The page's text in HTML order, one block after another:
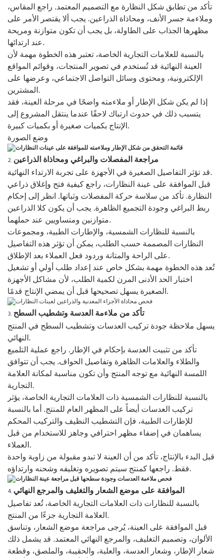
تأكد من تطابق شكل النظارة مع التصميم المعتمد. راجع المقاس،
وملاءمة جسر الأنف، ومحاذاة الذراعين. يجب ألا يقتصر الأمر على
مظهرها الجذاب على الطاولة، بل يجب أن تكون متوازنة ومريحة
عند ارتدائها.
بالنسبة للعلامات التجارية الخاصة، تعتبر هذه الخطوة مهمة لأن
العينة النهائية قد تُستخدم في تصوير المنتجات، وقوائم المواقع
الإلكترونية، ومحتوى وسائل التواصل الاجتماعي، وعرضها على
المشترين.
إذا لم يكن شكل الإطار أو ملاءمته واضحًا في مرحلة العينة، فقد
يتسبب ذلك في حدوث ارتباك لاحقًا عندما ينتقل المشروع إلى
الإنتاج بكميات صغيرة أو بكميات كبيرة.
وضع الصورة
مراجعة المفصلات والبراغي ومحاذاة الذراعين
قد تؤثر التفاصيل الصغيرة في الأجهزة على تجربة الارتداء النهائية.
قبل الموافقة على عينة النظارات، راجع كيفية فتح وإغلاق ذراعي
النظارة. تأكد من سلاسة حركة المفصلات وثباتها. انظر إلى إحكام
ربط البراغي وجودة التجميع الظاهرة. يجب أن يكون كلا الذراعين
متوازنين ومتساويين عند حملهما.
بالنسبة للنظارات الشمسية، والإطارات الطبية، ومجموعات
النظارات المصممة حسب الطلب، يمكن أن تؤثر هذه التفاصيل
على الراحة والمتانة وردود فعل العملاء بعد الإطلاق.
تُعد هذه الخطوة مهمة بشكل خاص عند إعداد طلب أولي أو تشغيل
اختبار الحد الأدنى المرن لكمية الطلب، لأن مشاكل الأجهزة
الصغيرة يسهل تصحيحها قبل أن يمضي الإنتاج قدمًا.
تأكد من ملاءمة العدسة وتشطيب السطح
يسهل ملاحظة جودة تركيب العدسات وتشطيب السطح في المنتج
النهائي.
تأكد من تثبيت العدسة بإحكام في الإطار. راجع عملية التلميع
والطلاء والعلامات الظاهرة وتفاصيل الحواف. يجب أن تتوافق
اللمسة النهائية مع توجه المنتج وأن تكون مناسبة لمكانة العلامة
التجارية.
بالنسبة للنظارات الشمسية ذات العلامات التجارية الخاصة، يؤثر
تركيب العدسات أيضاً على المظهر العام للمنتج. أما بالنسبة
للإطارات الطبية، فإن التشطيب النظيف والتركيب المحكم
يساهمان في إضفاء مظهر احترافي وجاهز للاستخدام من قبل
العملاء.
قبل البدء بالإنتاج، تأكد من أن العينة لا تبدو مقبولة من زاوية واحدة
فقط. راجعها كمنتج سيتم تصويره وتغليفه وشحنه وارتداؤه.
الموافقة على موضع الشعار والتغليف والمرجع النهائي
بالنسبة للنظارات ذات العلامات التجارية الخاصة، تُعد تفاصيل
العلامة التجارية جزءًا من المنتج.
قبل الموافقة على العينة، يُرجى مراجعة موضع الشعار، وتناسق
الألوان، وتصميم التغليف، والمرجع النهائي المعتمد. قد يشمل ذلك
شعار الإطار، وشعار العدسة، والعلبة، والحقيبة، والملصق، وقطعة